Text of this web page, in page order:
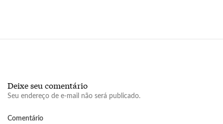
Deixe seu comentário
Seu endereço de e-mail não será publicado.
Comentário